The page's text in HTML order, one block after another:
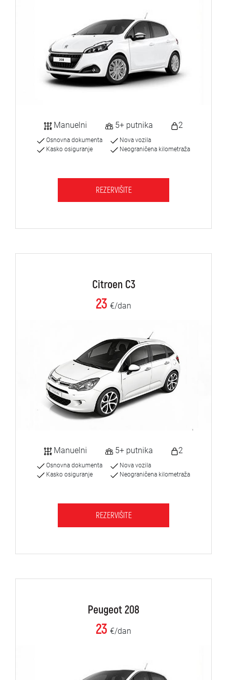
Manuelni 5+ putnika 2
Osnovna dokumenta
Kasko osiguranje
Nova vozila
Neograničena kilometraža
REZERVIŠITE
Citroen C3
23 €/dan
Manuelni 5+ putnika 2
Osnovna dokumenta
Kasko osiguranje
Nova vozila
Neograničena kilometraža
REZERVIŠITE
Peugeot 208
23 €/dan